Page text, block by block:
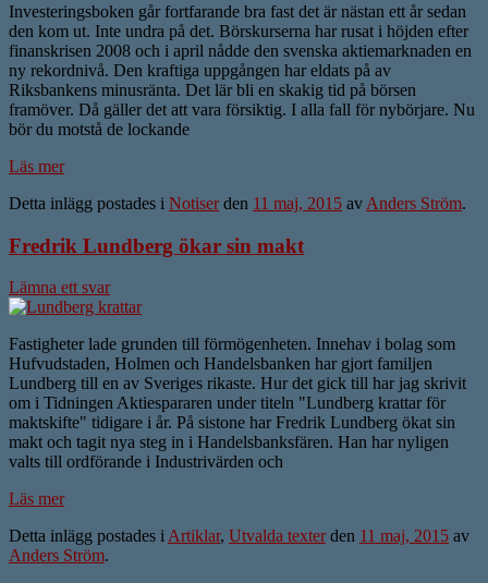
Investeringsboken går fortfarande bra fast det är nästan ett år sedan
den kom ut. Inte undra på det. Börskurserna har rusat i höjden efter
finanskrisen 2008 och i april nådde den svenska aktiemarknaden en
ny rekordnivå. Den kraftiga uppgången har eldats på av
Riksbankens minusränta. Det lär bli en skakig tid på börsen
framöver. Då gäller det att vara försiktig. I alla fall för nybörjare. Nu
bör du motstå de lockande
Läs mer
Detta inlägg postades i Notiserden 11 maj, 2015 av Anders Ström.
Fredrik Lundberg ökar sin makt
Lämna ett svar
Fastigheter lade grunden till förmögenheten. Innehav i bolag som
Hufvudstaden, Holmen och Handelsbanken har gjort familjen
Lundberg till en av Sveriges rikaste. Hur det gick till har jag skrivit
om i Tidningen Aktiespararen under titeln "Lundberg krattar för
maktskifte" tidigare i år. På sistone har Fredrik Lundberg ökat sin
makt och tagit nya steg in i Handelsbanksfären. Han har nyligen
valts till ordförande i Industrivärden och
Läs mer
Detta inlägg postades iArtiklar, Utvalda texterden 11 maj, 2015 av
Anders Ström.